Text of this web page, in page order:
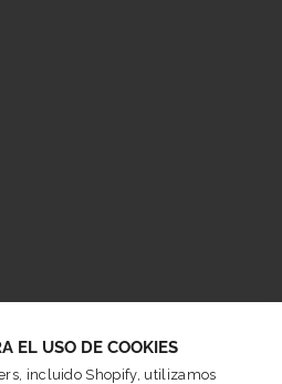
EL USO DE COOKIES
incluido Shopify, utilizamos